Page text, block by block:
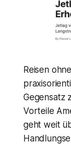
Reisen
Gegensatz
Vorteile
geht weit